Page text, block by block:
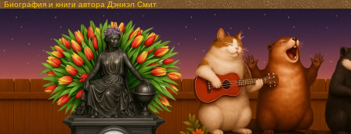
Биография и книги автора Дэниэл Смит